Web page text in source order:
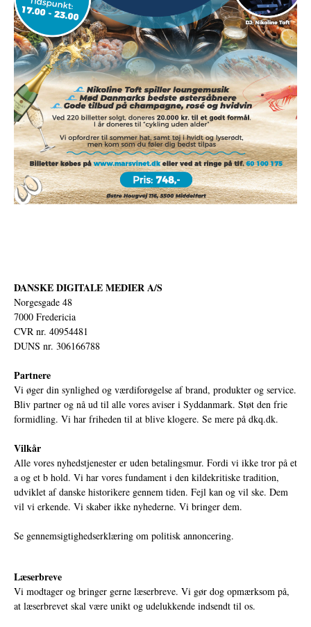
DANSKE DIGITALE MEDIER A/S
Norgesgade 48
7000 Fredericia
CVR nr. 40954481
DUNS nr. 306166788
Partnere
Vi øger din synlighed og værdiforøgelse af brand, produkter og service.
Bliv partner og nå ud til alle vores aviser i Syddanmark. Støt den frie
formidling. Vi har friheden til at blive klogere. Se mere på dkq.dk.
Vilkår
Alle vores nyhedstjenester er uden betalingsmur. Fordi vi ikke tror på et
a og et b hold. Vi har vores fundament i den kildekritiske tradition,
udviklet af danske historikere gennem tiden. Fejl kan og vil ske. Dem
vil vi erkende. Vi skaber ikke nyhederne. Vi bringer dem.
Se gennemsigtighedserklæring om politisk annoncering.
Læserbreve
Vi modtager og bringer gerne læserbreve. Vi gør dog opmærksom på,
at læserbrevet skal være unikt og udelukkende indsendt til os.